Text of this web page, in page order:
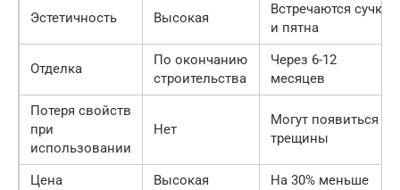
Эстетичность Высокая
Встречаются сучки
и пятна
Отделка
По окончанию
строительства
Через 6-12
месяцев
Потеря свойств
при
использовании
Нет
Могут появиться
трещины
Цена Высокая
На 30% меньше